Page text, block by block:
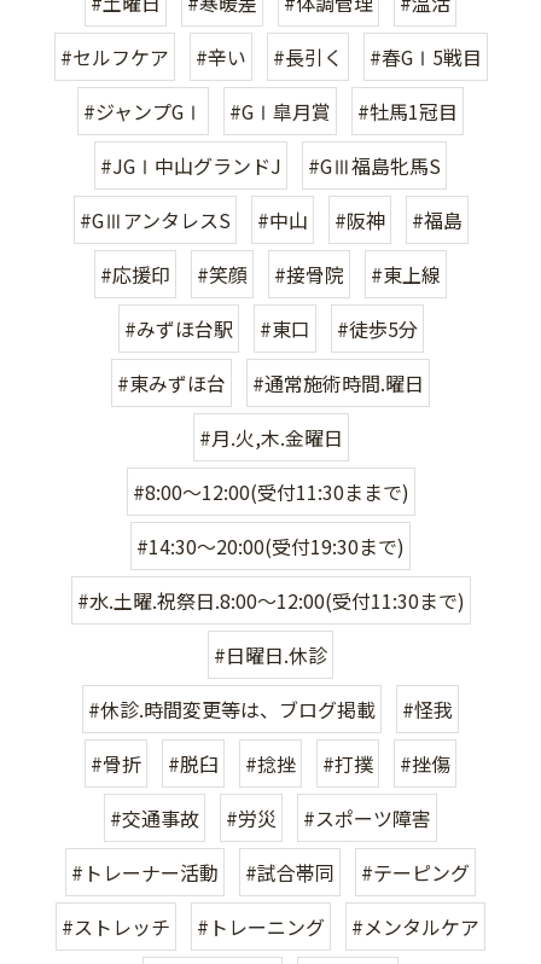
#セルフケア
#辛い #長引く
#春GⅠ5戦目
#ジャンプGⅠ
#GⅠ皐月賞
#牡馬1冠目
#JGⅠ中山グランドJ
#GⅢ福島牝馬S
#GⅢアンタレスS
#中山 #阪神
#福島
#応援印
#笑顔 #接骨院
#東上線
#みずほ台駅
#東口
#徒歩5分
#東みずほ台
#通常施術時間.曜日
#月.火,木.金曜日
#8:00〜12:00(受付11:30ままで)
#14:30〜20:00(受付19:30まで)
#水.土曜.祝祭日.8:00〜12:00(受付11:30まで)
#日曜日.休診
#休診.時間変更等は、ブログ掲載
#怪我
#骨折
#脱臼 #捻挫 #打撲
#挫傷
#交通事故
#労災
#スポーツ障害
#トレーナー活動
#試合帯同
#テーピング
#ストレッチ
#トレーニング
#メンタルケア